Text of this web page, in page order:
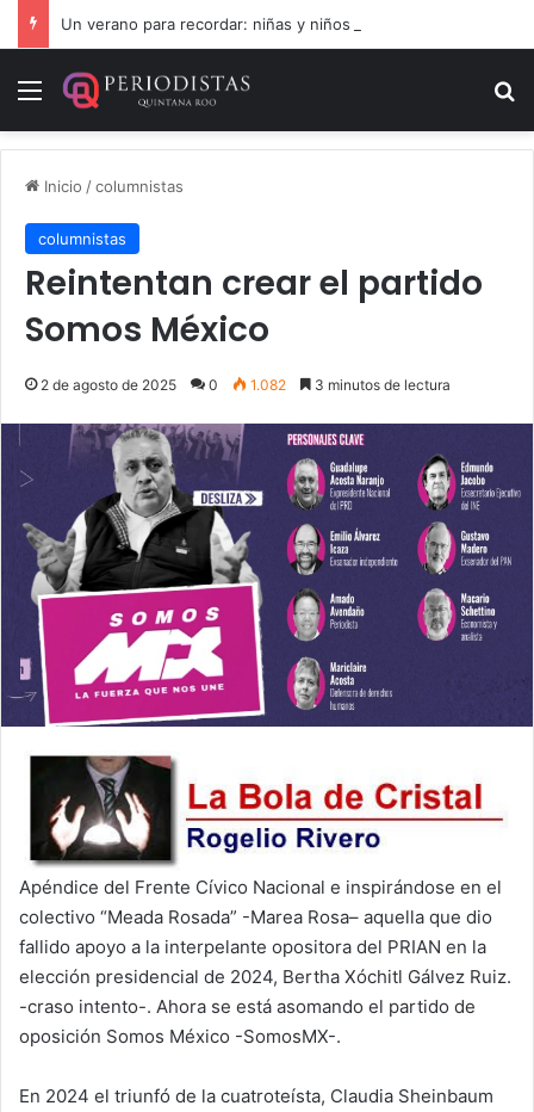
Menú
Inicio /columnistas
columnistas
Reintentan crear el partido
Somos México
2 de agosto de 2025 0 1.082 3 minutos de lectura
Apéndice del Frente Cívico Nacional e inspirándose en el
colectivo “Meada Rosada” -Marea Rosa– aquella que dio
fallido apoyo a la interpelante opositora del PRIAN en la
elección presidencial de 2024, Bertha Xóchitl Gálvez Ruiz.
-craso intento-. Ahora se está asomando el partido de
oposición Somos México -SomosMX-.
En 2024 el triunfó de la cuatroteísta, Claudia Sheinbaum